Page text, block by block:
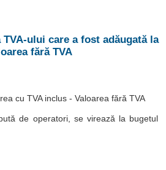
TVA-ului care a fost adăugată la
fără TVA
cu TVA inclus - Valoarea fără TVA
de operatori, se virează la bugetul